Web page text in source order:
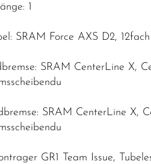
1
SRAM Force AXS D2,
SRAM CenterLine X,
SRAM CenterLine X,
GR1 Team Issue,